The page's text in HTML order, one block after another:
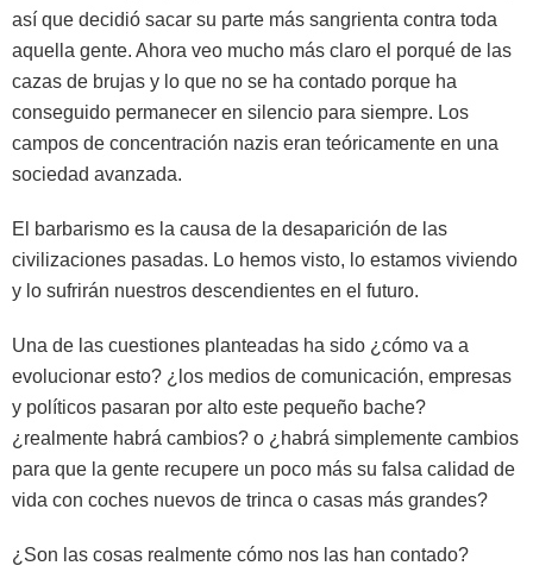
así que decidió sacar su parte más sangrienta contra toda
aquella gente. Ahora veo mucho más claro el porqué de las
cazas de brujas y lo que no se ha contado porque ha
conseguido permanecer en silencio para siempre. Los
campos de concentración nazis eran teóricamente en una
sociedad avanzada.
El barbarismo es la causa de la desaparición de las
civilizaciones pasadas. Lo hemos visto, lo estamos viviendo
y lo sufrirán nuestros descendientes en el futuro.
Una de las cuestiones planteadas ha sido ¿cómo va a
evolucionar esto? ¿los medios de comunicación, empresas
y políticos pasaran por alto este pequeño bache?
¿realmente habrá cambios? o ¿habrá simplemente cambios
para que la gente recupere un poco más su falsa calidad de
vida con coches nuevos de trinca o casas más grandes?
¿Son las cosas realmente cómo nos las han contado?